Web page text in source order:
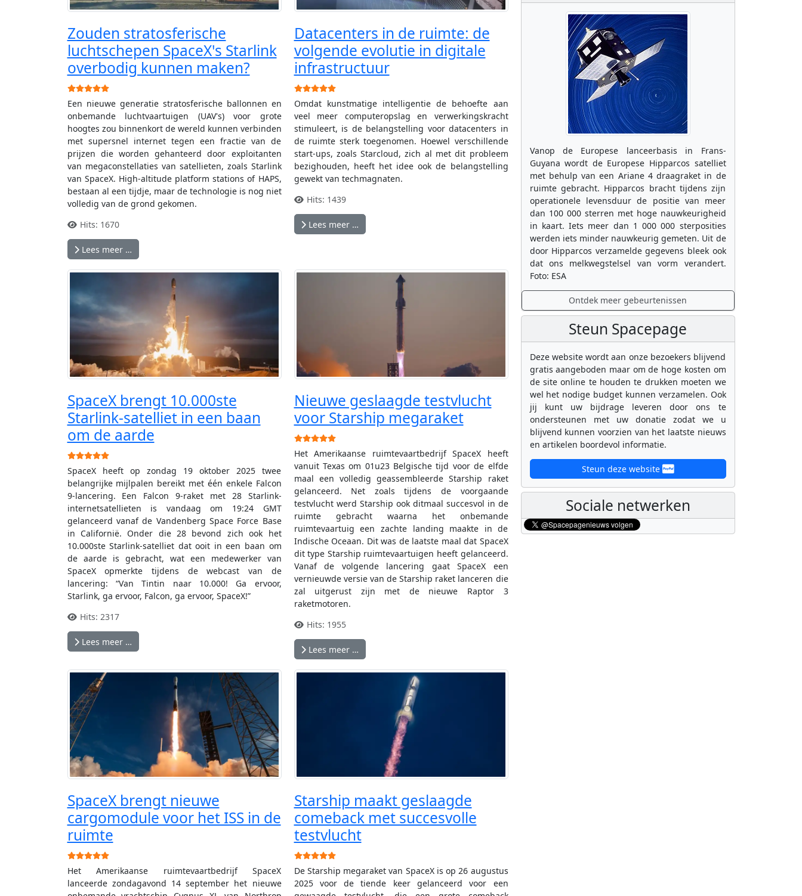
Zouden stratosferische
luchtschepen SpaceX's Starlink
overbodig kunnen maken?
Gebruikerswaardering:
Een nieuwe generatie stratosferische ballonnen en
onbemande luchtvaartuigen (UAV's) voor grote
hoogtes zou binnenkort de wereld kunnen verbinden
met supersnel internet tegen een fractie van de
prijzen die worden gehanteerd door exploitanten
van megaconstellaties van satellieten, zoals Starlink
van SpaceX. High-altitude platform stations of HAPS,
bestaan al een tijdje, maar de technologie is nog niet
volledig van de grond gekomen.
Hits: 1670
Lees meer …
Datacenters in de ruimte: de
volgende evolutie in digitale
infrastructuur
Gebruikerswaardering:
Omdat kunstmatige intelligentie de behoefte aan
veel meer computeropslag en verwerkingskracht
stimuleert, is de belangstelling voor datacenters in
de ruimte sterk toegenomen. Hoewel verschillende
start-ups, zoals Starcloud, zich al met dit probleem
bezighouden, heeft het idee ook de belangstelling
gewekt van techmagnaten.
Hits: 1439
Lees meer …
SpaceX brengt 10.000ste
Starlink-satelliet in een baan
om de aarde
Gebruikerswaardering:
SpaceX heeft op zondag 19 oktober 2025 twee
belangrijke mijlpalen bereikt met één enkele Falcon
9-lancering. Een Falcon 9-raket met 28 Starlink-
internetsatellieten is vandaag om 19:24 GMT
gelanceerd vanaf de Vandenberg Space Force Base
in Californië. Onder die 28 bevond zich ook het
10.000ste Starlink-satelliet dat ooit in een baan om
de aarde is gebracht, wat een medewerker van
SpaceX opmerkte tijdens de webcast van de
lancering: “Van Tintin naar 10.000! Ga ervoor,
Starlink, ga ervoor, Falcon, ga ervoor, SpaceX!”
Hits: 2317
Lees meer …
Nieuwe geslaagde testvlucht
voor Starship megaraket
Gebruikerswaardering:
Het Amerikaanse ruimtevaartbedrijf SpaceX heeft
vanuit Texas om 01u23 Belgische tijd voor de elfde
maal een volledig geassembleerde Starship raket
gelanceerd. Net zoals tijdens de voorgaande
testvlucht werd Starship ook ditmaal succesvol in de
ruimte gebracht waarna het onbemande
ruimtevaartuig een zachte landing maakte in de
Indische Oceaan. Dit was de laatste maal dat SpaceX
dit type Starship ruimtevaartuigen heeft gelanceerd.
Vanaf de volgende lancering gaat SpaceX een
vernieuwde versie van de Starship raket lanceren die
zal uitgerust zijn met de nieuwe Raptor 3
raketmotoren.
Hits: 1955
Lees meer …
SpaceX brengt nieuwe
cargomodule voor het ISS in de
ruimte
Gebruikerswaardering:
Het Amerikaanse ruimtevaartbedrijf SpaceX
lanceerde zondagavond 14 september het nieuwe
Starship maakt geslaagde
comeback met succesvolle
testvlucht
Gebruikerswaardering:
De Starship megaraket van SpaceX is op 26 augustus
2025 voor de tiende keer gelanceerd voor een
Vanop de Europese lanceerbasis in Frans-
Guyana wordt de Europese Hipparcos satelliet
met behulp van een Ariane 4 draagraket in de
ruimte gebracht. Hipparcos bracht tijdens zijn
operationele levensduur de positie van meer
dan 100 000 sterren met hoge nauwkeurigheid
in kaart. Iets meer dan 1 000 000 sterposities
werden iets minder nauwkeurig gemeten. Uit de
door Hipparcos verzamelde gegevens bleek ook
dat ons melkwegstelsel van vorm verandert.
Foto: ESA
Ontdek meer gebeurtenissen
Steun Spacepage
Deze website wordt aan onze bezoekers blijvend
gratis aangeboden maar om de hoge kosten om
de site online te houden te drukken moeten we
wel het nodige budget kunnen verzamelen. Ook
jij kunt uw bijdrage leveren door ons te
ondersteunen met uw donatie zodat we u
blijvend kunnen voorzien van het laatste nieuws
en artikelen boordevol informatie.
Steun deze website
Sociale netwerken